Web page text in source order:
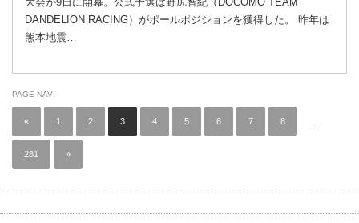
DANDELION RACING）がポールポジションを獲得した。 昨年は
熊本地震…
PAGE NAVI
« 1 2 3 4 5 6 7 8
281 »